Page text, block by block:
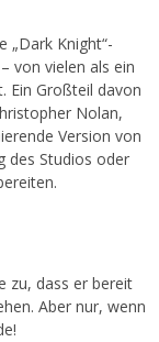
„Dark Knight“-
von vielen als ein
Ein Großteil davon
Nolan,
Version von
des Studios oder
zu, dass er bereit
Aber nur, wenn